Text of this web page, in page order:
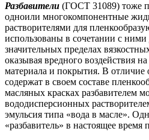
Разбавители (ГОСТ 31089) тоже
одноили многокомпонентные
растворителями для
использованы в сочетании с ними
значительных пределах
оказывая вредного воздействия
материала и покрытия. В отличие
содержат в своем составе
масляных красках разбавителем
вододисперсионных
эмульсия типа «вода в масле».
«разбавитель» в настоящее время